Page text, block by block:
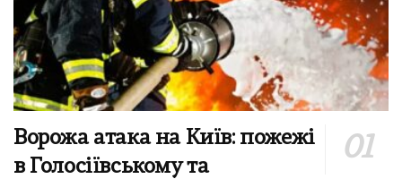
Ворожа атака на Київ: пожежі
в Голосіївському та